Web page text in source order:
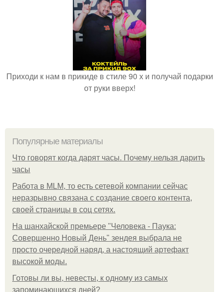
Приходи к нам в прикиде в стиле 90 х и получай подарки
от руки вверх!
Популярные материалы
Что говорят когда дарят часы. Почему нельзя дарить
часы
Работа в MLM, то есть сетевой компании сейчас
неразрывно связана с создание своего контента,
своей страницы в соц сетях.
На шанхайской премьере "Человека - Паука:
Совершенно Новый День" зендея выбрала не
просто очередной наряд, а настоящий артефакт
высокой моды.
Готовы ли вы, невесты, к одному из самых
запоминающихся дней?